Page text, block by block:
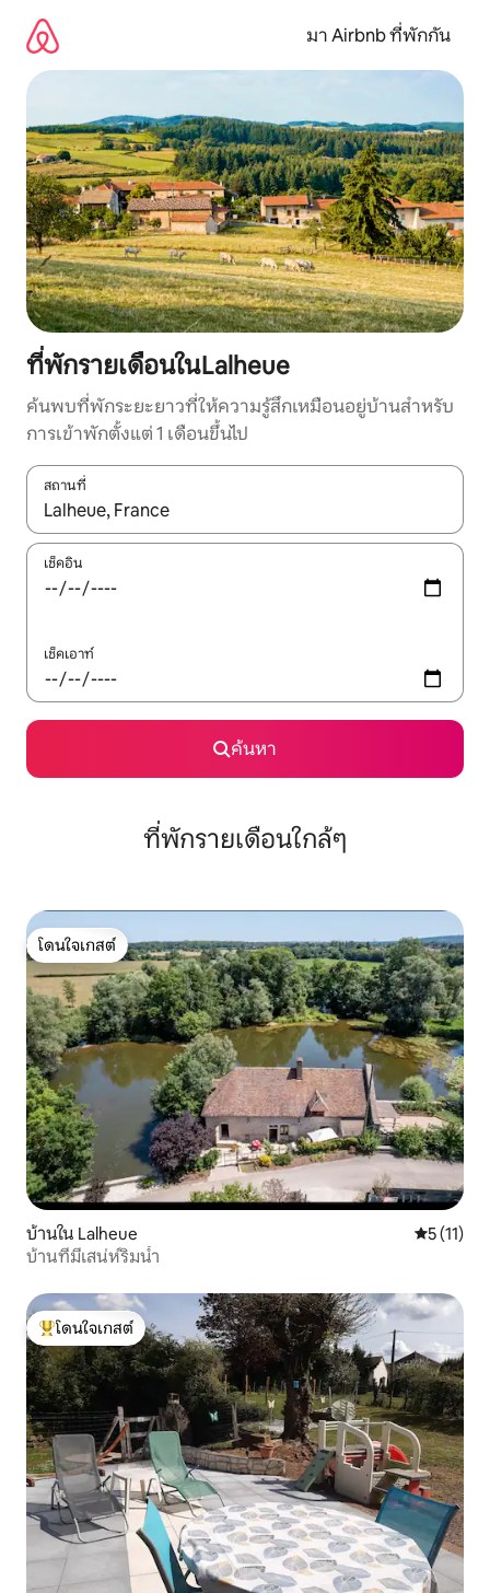
เนื้อหา
มา Airbnb ที่พักกัน
ที่พักรายเดือนในLalheue
ค้นพบที่พักระยะยาวที่ให้ความรู้สึกเหมือนอยู่บ้านสำหรับ
การเข้าพักตั้งแต่ 1 เดือนขึ้นไป
สถานที่
ใช้ลูกศรขึ้นลง หรือใช้การสัมผัสหรือปัด เพื่อสำรวจผลการค้นหา
เช็คอิน
เช็คเอาท์
ค้นหา
ที่พักรายเดือนใกล้ๆ
โดนใจเกสต์
โดนใจเกสต์
บ้านใน Lalheue คะแนนเฉ
5 (11)
บ้านที่มีเสน่ห์ริมน้ำ
โดนใจเกสต์ที่สุด
โดนใจเกสต์